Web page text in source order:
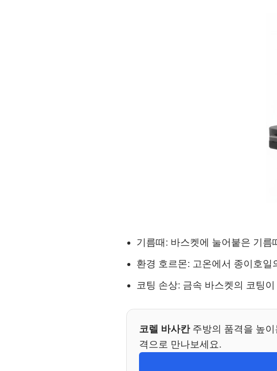
기름때: 바스켓에 눌어붙은 기
환경 호르몬: 고온에서 종이호
코팅 손상: 금속 바스켓의 코팅
코렐 바사칸주방의 품격을 높이
격으로 만나보세요.